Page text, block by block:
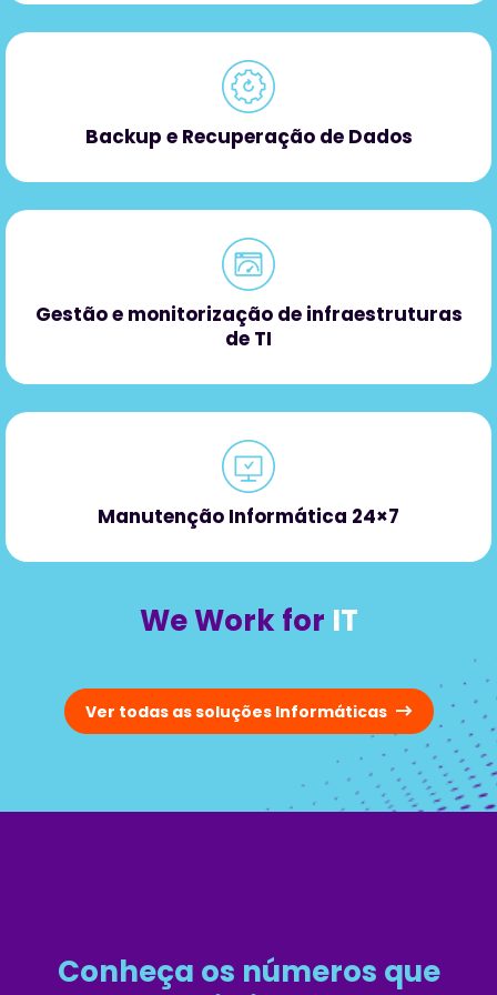
Backup e Recuperação de Dados
Gestão e monitorização de infraestruturas
de TI
Manutenção Informática 24×7
We Work for IT
Ver todas as soluções Informáticas
Conheça os números que